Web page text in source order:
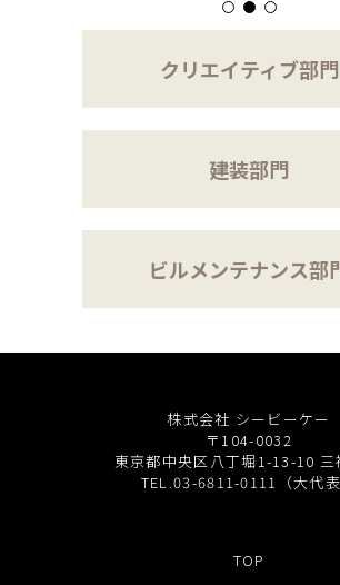
沿革
グループ会社
アクセス
協力会社・スタッフ募集
お問い合わせ
クリエイティブ部門
建装部門
ビルメンテナンス部
株式会社 シービーケー
〒104-0032
東京都中央区八丁堀1-13-10 三
TEL.03-6811-0111（大代表
TOP